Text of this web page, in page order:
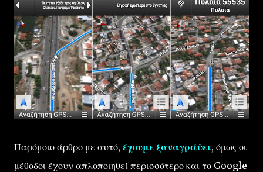
Παρόμοιο άρθρο με αυτό, έχουμε ξαναγράψει, όμως οι
μέθοδοι έχουν απλοποιηθεί περισσότερο και το Google